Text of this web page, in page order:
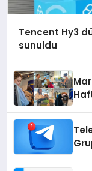
Tencent Hy3
sunuldu